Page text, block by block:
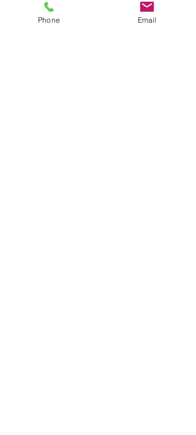
Recurso coletivo. Os titulares dos
dados podem trabalhar juntos para
Phone Email